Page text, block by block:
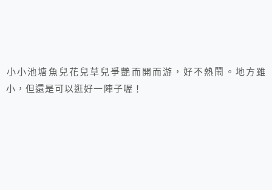
小小池塘魚兒花兒草兒爭艷而開而游，好不熱鬧。地方雖
小，但還是可以逛好一陣子喔！